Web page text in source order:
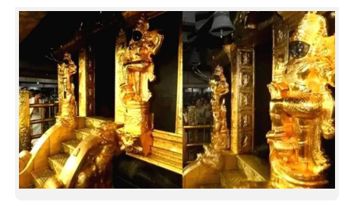
SPIRITUAL
INFO+
ART
ASTRO